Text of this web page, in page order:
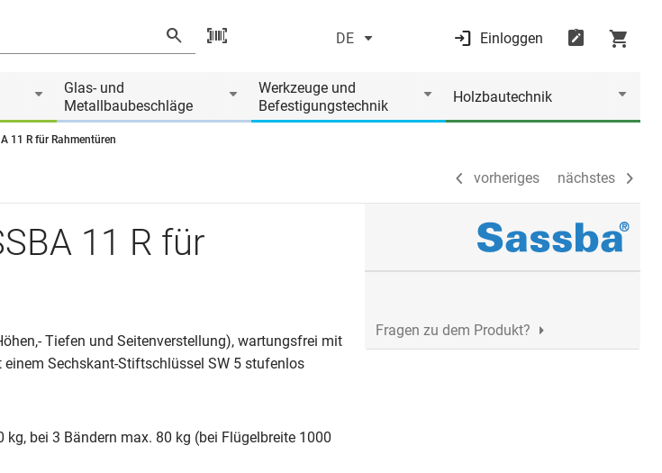
DE Einloggen
Glas- und
Metallbaubeschläge
Werkzeuge und
Befestigungstechnik
Holzbautechnik
11 R für Rahmentüren
vorheriges nächstes
vorheriges nächstes
11 R für
Tiefen und Seitenverstellung), wartungsfrei mit
Sechskant-Stiftschlüssel SW 5 stufenlos
bei 3 Bändern max. 80 kg (bei Flügelbreite 1000
Fragen zu dem Produkt?